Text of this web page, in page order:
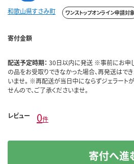
和歌山県すさみ町 ワンストップオンライン申請対
寄付金額
配送予定時期： 30日以内に発送 ※事前にお申
の品をお受取りできなかった場合、再発送はで
いませ。 ※再配送が当日中にならずジェラート
せんので、ご了承くださいませ。
レビュー 0件
寄付へ進